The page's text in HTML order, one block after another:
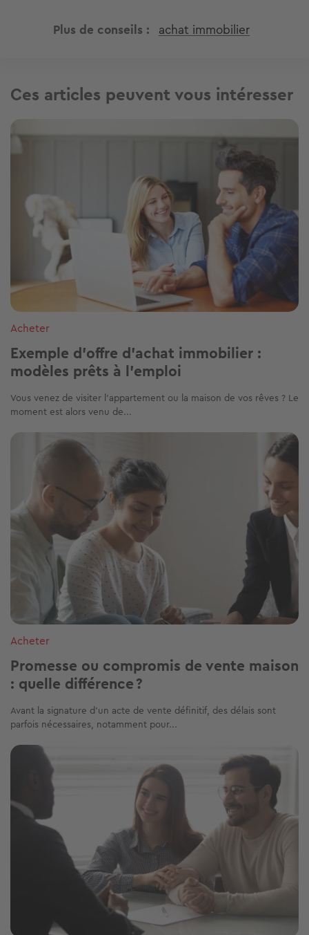
Plus de conseils achat immobilier
Ces articles peuvent vous intéresser
Image
Acheter
Exemple d'offre d'achat immobilier :
modèles prêts à l'emploi
Vous venez de visiter l’appartement ou la maison de vos rêves ? Le
moment est alors venu de...
Acheter
Promesse ou compromis de vente maison
: quelle différence ?
Avant la signature d'un acte de vente définitif, des délais sont
parfois nécessaires, notamment pour...
Image